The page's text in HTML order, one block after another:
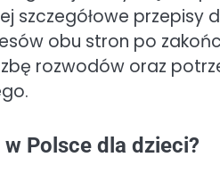
szczegółowe
obu stron po
rozwodów oraz
Polsce dla dzieci?